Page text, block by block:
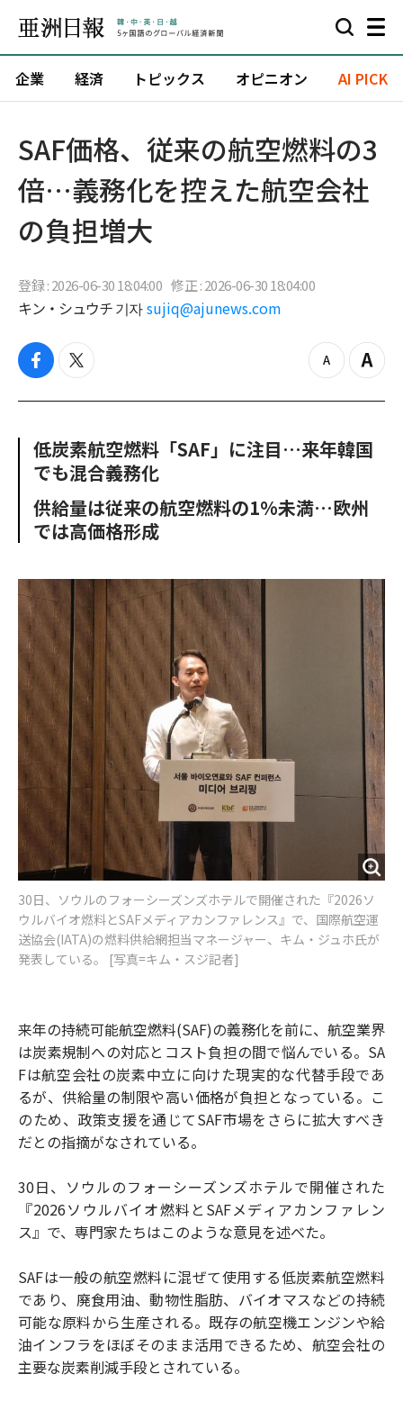
企業 経済 トピックス オピニオン AI PICK
SAF価格、従来の航空燃料の3
倍…義務化を控えた航空会社
の負担増大
登録 : 2026-06-30 18:04:00 修正 : 2026-06-30 18:04:00
キン・シュウチ 기자 sujiq@ajunews.com
f
c
o
o
t
i
e
r
z
o
u
Z
o
n
低炭素航空燃料「SAF」に注目…来年韓国
でも混合義務化
供給量は従来の航空燃料の1%未満…欧州
では高価格形成
30日、ソウルのフォーシーズンズホテルで開催された『2026ソ
ウルバイオ燃料とSAFメディアカンファレンス』で、国際航空運
送協会(IATA)の燃料供給網担当マネージャー、キム・ジュホ氏が
発表している。 [写真=キム・スジ記者]
来年の持続可能航空燃料(SAF)の義務化を前に、航空業界
は炭素規制への対応とコスト負担の間で悩んでいる。SA
Fは航空会社の炭素中立に向けた現実的な代替手段であ
るが、供給量の制限や高い価格が負担となっている。こ
のため、政策支援を通じてSAF市場をさらに拡大すべき
だとの指摘がなされている。
30日、ソウルのフォーシーズンズホテルで開催された
『2026ソウルバイオ燃料とSAFメディアカンファレン
ス』で、専門家たちはこのような意見を述べた。
SAFは一般の航空燃料に混ぜて使用する低炭素航空燃料
であり、廃食用油、動物性脂肪、バイオマスなどの持続
可能な原料から生産される。既存の航空機エンジンや給
油インフラをほぼそのまま活用できるため、航空会社の
主要な炭素削減手段とされている。